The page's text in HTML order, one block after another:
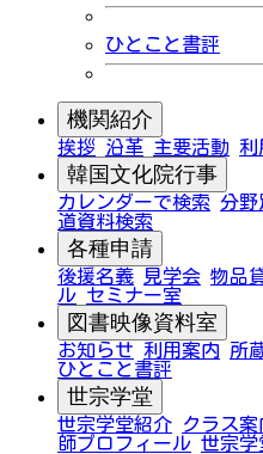
ひとこと書評
機関紹介
挨拶 沿革 主要活動 利
韓国文化院行事
カレンダーで検索 分野
道資料検索
各種申請
後援名義 見学会 物品
ル セミナー室
図書映像資料室
お知らせ 利用案内 所
ひとこと書評
世宗学堂
世宗学堂紹介 クラス案
師プロフィール 世宗学